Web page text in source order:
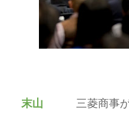
末山 三菱商事が、